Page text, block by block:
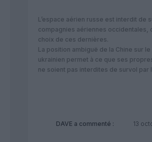
L’espace aérien russe est interdit de
compagnies aériennes occidentales,
choix de ces dernières.
La position ambiguë de la Chine sur
ukrainien permet à ce que ses
ne soient pas interdites de survol par
DAVE a commenté :
13